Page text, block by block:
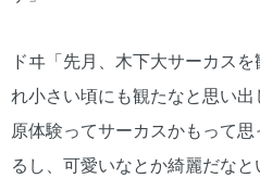
ドヰ「先月、木下大サーカス
れ小さい頃にも観たなと思い
原体験ってサーカスかもって
るし、可愛いなとか綺麗だなと